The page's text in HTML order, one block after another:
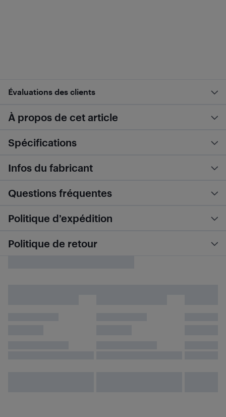
Évaluations des clients
À propos de cet article
Spécifications
Infos du fabricant
Questions fréquentes
Politique d’expédition
Politique de retour